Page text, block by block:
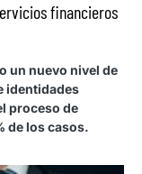
financieros
un nuevo nivel de
identidades
proceso de
de los casos.